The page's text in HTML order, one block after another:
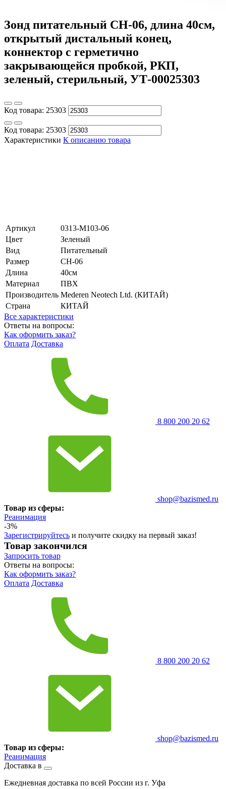
Зонд питательный CH-06, длина 40см,
открытый дистальный конец,
коннектор с герметично
закрывающейся пробкой, РКП,
зеленый, стерильный, УТ-00025303
Код товара: 25303
Код товара: 25303
Характеристики К описанию товара
Артикул
0313-M103-06
Цвет
Зеленый
Вид
Питательный
Размер
CH-06
Длина
40см
Материал
ПВХ
Производитель Mederen Neotech Ltd. (КИТАЙ)
Страна
КИТАЙ
Все характеристики
Ответы на вопросы:
Как оформить заказ?
Оплата Доставка
8 800 200 20 62
shop@bazismed.ru
Товар из сферы:
Реанимация
-3%
Зарегистрируйтесь и получите скидку на первый заказ!
Товар закончился
Запросить товар
Ответы на вопросы:
Как оформить заказ?
Оплата Доставка
8 800 200 20 62
shop@bazismed.ru
Товар из сферы:
Реанимация
Доставка в
Ежедневная доставка по всей России из г. Уфа